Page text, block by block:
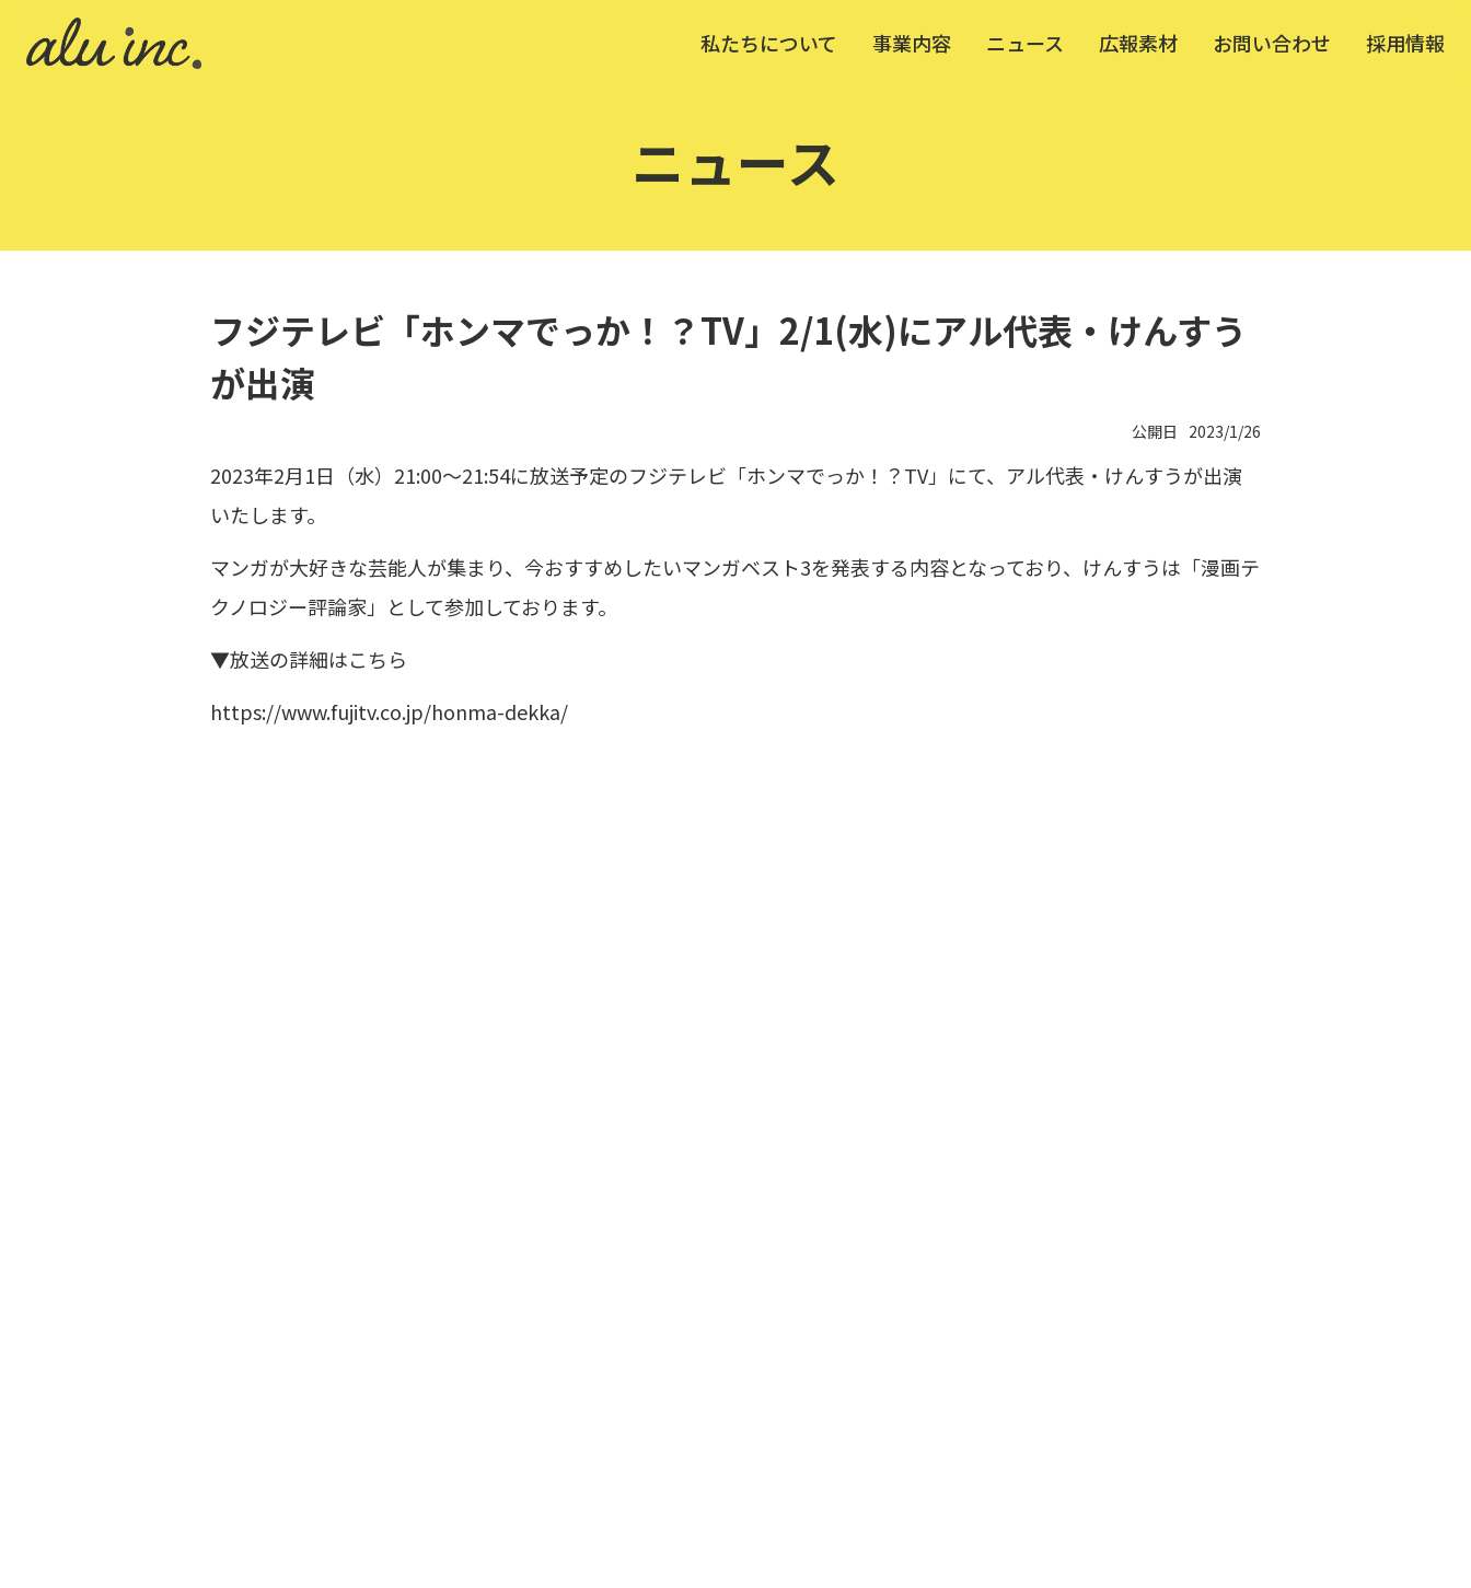
ニュース
フジテレビ「ホンマでっか！？TV」2/1(水)にアル代表・けんすう
が出演
公開日 2023/1/26
2023年2月1日（水）21:00〜21:54に放送予定のフジテレビ「ホンマでっか！？TV」にて、アル代表・けんすうが出演
いたします。
マンガが大好きな芸能人が集まり、今おすすめしたいマンガベスト3を発表する内容となっており、けんすうは「漫画テ
クノロジー評論家」として参加しております。
▼放送の詳細はこちら
https://www.fujitv.co.jp/honma-dekka/
私たちについて 事業内容 ニュース 広報素材 お問い合わせ 採用情報